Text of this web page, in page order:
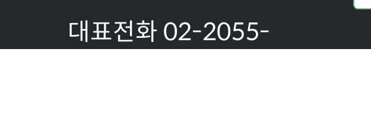
대표전화 02-2055-